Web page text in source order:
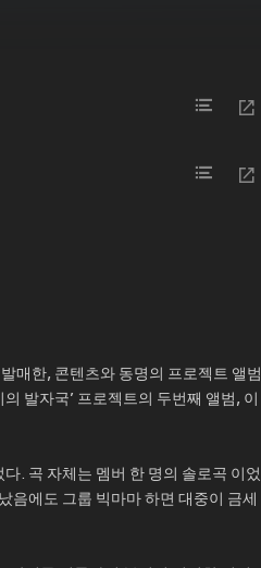
매한, 콘텐츠와 동명의 프로젝트 앨범
발자국’ 프로젝트의 두번째 앨범, 이
. 곡 자체는 멤버 한 명의 솔로곡 이었
음에도 그룹 빅마마 하면 대중이 금세